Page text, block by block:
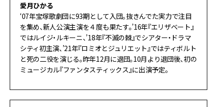
愛月ひかる
‘07年宝塚歌劇団に93期として入団。抜きんでた実力で注目
を集め、新人公演主演を４度も果たす。’16年『エリザベート』
ではルイジ・ルキーニ、’18年『不滅の棘』でシアター・ドラマ
シティ初主演、’21年『ロミオとジュリエット』ではティボルト
と死の二役を演じる。昨年12月に退団。10月より退団後、初の
ミュージカル『ファンタスティックス』に出演予定。